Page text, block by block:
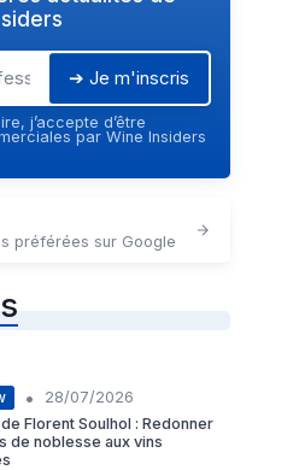
➔ Je m'inscris
j’accepte d’être
par Wine Insiders
préférées sur Google
•
28/07/2026
Florent Soulhol : Redonner
de noblesse aux vins